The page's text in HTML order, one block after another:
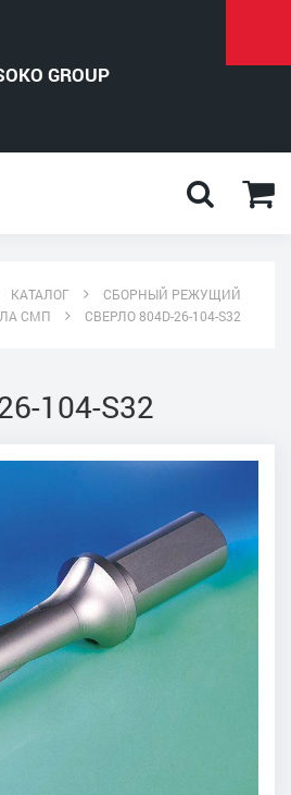
КАТАЛОГ
СБОРНЫЙ РЕЖУЩИЙ
СМП СВЕРЛО 804D-26-104-S32
104-S32